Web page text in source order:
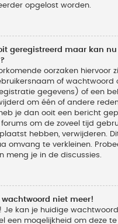
opgelost worden.
geregistreerd maar kan
oorzaken hiervoor
of
gegevens) of een
om één of andere
je dan ooit een bericht
om de zoveel tijd
hebben, verwijderen.
omvang te verkleinen.
meng je in de discussies.
wachtwoord niet meer!
Je kan je huidige
een mogelijkheid om deze